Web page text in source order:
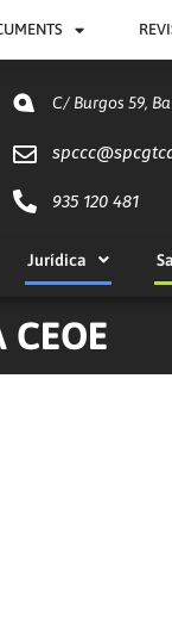
C/ Burgos 59,
spccc@
935 120 481
Jurídica
CEOE